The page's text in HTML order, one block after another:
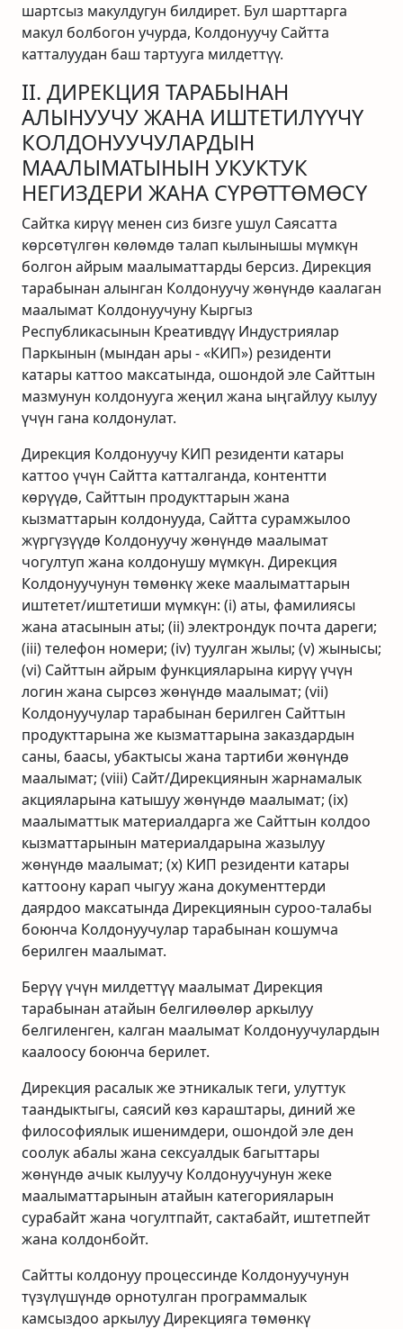
шартсыз макулдугун билдирет. Бул шарттарга
макул болбогон учурда, Колдонуучу Сайтта
катталуудан баш тартууга милдеттүү.
II. ДИРЕКЦИЯ ТАРАБЫНАН
АЛЫНУУЧУ ЖАНА ИШТЕТИЛҮҮЧҮ
КОЛДОНУУЧУЛАРДЫН
МААЛЫМАТЫНЫН УКУКТУК
НЕГИЗДЕРИ ЖАНА СҮРӨТТӨМӨСҮ
Сайтка кирүү менен сиз бизге ушул Саясатта
көрсөтүлгөн көлөмдө талап кылынышы мүмкүн
болгон айрым маалыматтарды берсиз. Дирекция
тарабынан алынган Колдонуучу жөнүндө каалаган
маалымат Колдонуучуну Кыргыз
Республикасынын Креативдүү Индустриялар
Паркынын (мындан ары - «КИП») резиденти
катары каттоо максатында, ошондой эле Сайттын
мазмунун колдонууга жеңил жана ыңгайлуу кылуу
үчүн гана колдонулат.
Дирекция Колдонуучу КИП резиденти катары
каттоо үчүн Сайтта катталганда, контентти
көрүүдө, Сайттын продукттарын жана
кызматтарын колдонууда, Сайтта сурамжылоо
жүргүзүүдө Колдонуучу жөнүндө маалымат
чогултуп жана колдонушу мүмкүн. Дирекция
Колдонуучунун төмөнкү жеке маалыматтарын
иштетет/иштетиши мүмкүн: (i) аты, фамилиясы
жана атасынын аты; (ii) электрондук почта дареги;
(iii) телефон номери; (iv) туулган жылы; (v) жынысы;
(vi) Сайттын айрым функцияларына кирүү үчүн
логин жана сырсөз жөнүндө маалымат; (vii)
Колдонуучулар тарабынан берилген Сайттын
продукттарына же кызматтарына заказдардын
саны, баасы, убактысы жана тартиби жөнүндө
маалымат; (viii) Сайт/Дирекциянын жарнамалык
акцияларына катышуу жөнүндө маалымат; (ix)
маалыматтык материалдарга же Сайттын колдоо
кызматтарынын материалдарына жазылуу
жөнүндө маалымат; (x) КИП резиденти катары
каттоону карап чыгуу жана документтерди
даярдоо максатында Дирекциянын суроо-талабы
боюнча Колдонуучулар тарабынан кошумча
берилген маалымат.
Берүү үчүн милдеттүү маалымат Дирекция
тарабынан атайын белгилөөлөр аркылуу
белгиленген, калган маалымат Колдонуучулардын
каалоосу боюнча берилет.
Дирекция расалык же этникалык теги, улуттук
таандыктыгы, саясий көз караштары, диний же
философиялык ишенимдери, ошондой эле ден
соолук абалы жана сексуалдык багыттары
жөнүндө ачык кылуучу Колдонуучунун жеке
маалыматтарынын атайын категорияларын
сурабайт жана чогултпайт, сактабайт, иштетпейт
жана колдонбойт.
Сайтты колдонуу процессинде Колдонуучунун
түзүлүшүндө орнотулган программалык
камсыздоо аркылуу Дирекцияга төмөнкү